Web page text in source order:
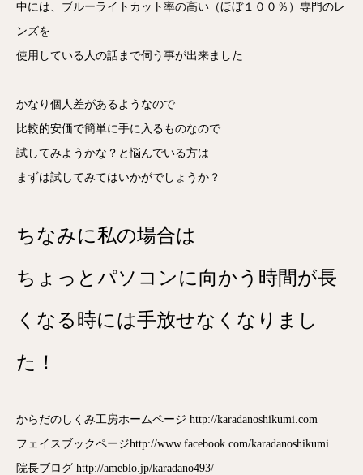
中には、ブルーライトカット率の高い（ほぼ１００％）専門のレ
ンズを
使用している人の話まで伺う事が出来ました
かなり個人差があるようなので
比較的安価で簡単に手に入るものなので
試してみようかな？と悩んでいる方は
まずは試してみてはいかがでしょうか？
ちなみに私の場合は
ちょっとパソコンに向かう時間が長
くなる時には手放せなくなりまし
た！
からだのしくみ工房ホームページ http://karadanoshikumi.com
フェイスブックページhttp://www.facebook.com/karadanoshikumi
院長ブログ http://ameblo.jp/karadano493/